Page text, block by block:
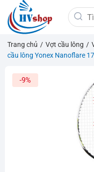
qua
nội
dung
Tìm
kiếm:
Trang chủ / Vợt cầu lông /
cầu lông Yonex Nanoflare
-9%